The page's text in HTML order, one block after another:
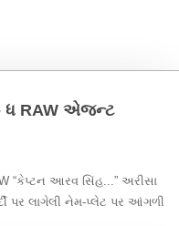
RAW એજન્ટ
“કેપ્ટન આરવ સિંહ...” અરીસા
પર લાગેલી નેમ-પ્લેટ પર આંગળી